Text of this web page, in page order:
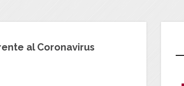
al Coronavirus